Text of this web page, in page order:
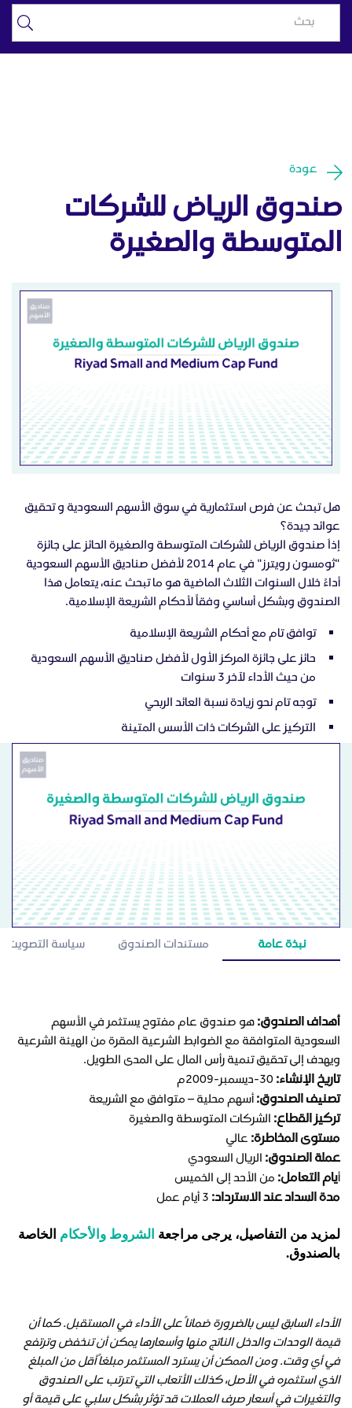
تخطي إلى المحتوى الرئيسي
صندوق الرياض للشركات
المتوسطة والصغيرة - الرياض
عودة
صندوق الرياض للشركات
المتوسطة والصغيرة
هل تبحث عن فرص استثمارية في سوق الأسهم السعودية و تحقيق
عوائد جيدة؟
إذاَ صندوق الرياض للشركات المتوسطة والصغيرة الحائز على جائزة
"ثومسون رويترز" في عام 2014 لأفضل صناديق الأسهم السعودية
أداءً خلال السنوات الثلاث الماضية هو ما تبحث عنه، يتعامل هذا
الصندوق وبشكل أساسي وفقاً لأحكام الشريعة الإسلامية.
توافق تام مع أحكام الشريعة الإسلامية
حائز على جائزة المركز الأول لأفضل صناديق الأسهم السعودية
من حيث الأداء لآخر 3 سنوات
توجه تام نحو زيادة نسبة العائد الربحي
التركيز على الشركات ذات الأسس المتينة
نبذة عامة مستندات الصندوق سياسة التصويت
أهداف الصندوق: هو صندوق عام مفتوح يستثمر في الأسهم
السعودية المتوافقة مع الضوابط الشرعية المقرة من الهيئة الشرعية
ويهدف إلى تحقيق تنمية رأس المال على المدى الطويل.
تاريخ الإنشاء: 30-ديسمبر-2009م
تصنيف الصندوق: أسهم محلية – متوافق مع الشريعة
تركيز القطاع: الشركات المتوسطة والصغيرة
مستوى المخاطرة: عالي
عملة الصندوق: الريال السعودي
أيام التعامل: من الأحد إلى الخميس
مدة السداد عند الاسترداد:
لمزيد من التفاصيل، يرجى مراجعة الشروط والأحكام الخاصة
بالصندوق.
الأداء السابق ليس بالضرورة ضماناً على الأداء في المستقبل. كما أن
قيمة الوحدات والدخل الناتج منها وأسعارها يمكن أن تنخفض وترتفع
في أي وقت. ومن الممكن أن يسترد المستثمر مبلغاً أقل من المبلغ
الذي استثمره في الأصل، كذلك الأتعاب التي تترتب على الصندوق
والتغيرات في أسعار صرف العملات قد تؤثر بشكل سلبي على قيمة أو